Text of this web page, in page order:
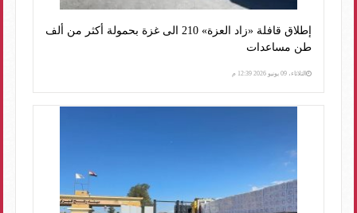
إطلاق قافلة «زاد العزة» 210 الى غزة بحمولة أكثر من ألف
طن مساعدات
الثلاثاء، 09 يونيو 2026 12:39 م